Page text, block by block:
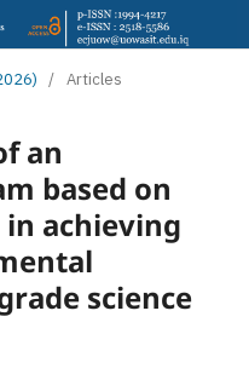
/ Articles
an
based on
achieving
science